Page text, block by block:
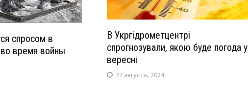
спросом в
время войны
В Укргідрометцентрі
спрогнозували, якою буде погода у
вересні
27 августа, 2024